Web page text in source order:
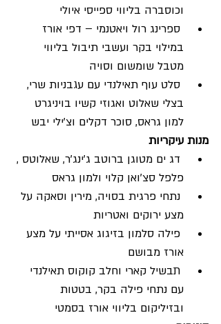
וכוסברה בליווי ספייסי איולי
ספרינג רול ויאטנמי – דפי אורז
במילוי בקר ועשבי תיבול בליווי
מטבל שומשום וסויה
סלט עוף תאילנדי עם עגבניות שרי,
בצלי שאלוט ואגוזי קשיו בויניגרט
למון גראס, סוכר דקלים וצ'ילי יבש
מנות עיקריות
דג ים מטוגן ברוטב ג'ינג'ר, שאלוטס ,
פלפל סצ'ואן קלוי ולמון גראס
נתחי פרגית בסויה, מירין וסאקה על
מצע ירוקים ואטריות
פילה סלמון בזיגוג אסייתי על מצע
אורז מבושם
תבשיל קארי וחלב קוקוס תאילנדי
עם נתחי פילה בקר, בטטות
ובזיליקום בליווי אורז בסמטי